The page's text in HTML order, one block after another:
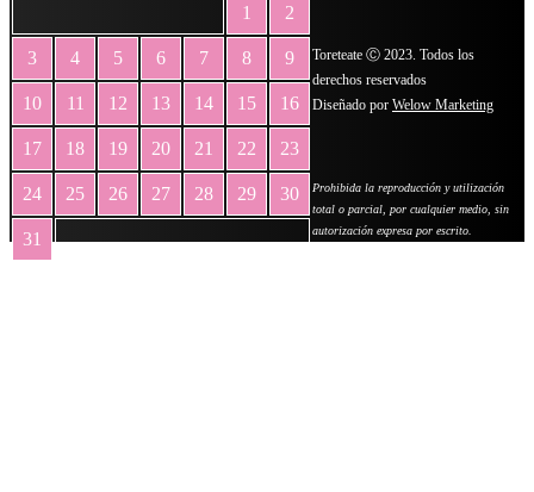
1 2
3 4 5 6 7 8 9
10 11 12 13 14 15 16
17 18 19 20 21 22 23
24 25 26 27 28 29 30
31
Toreteate Ⓒ 2023. Todos los
derechos reservados
Diseñado por Welow Marketing
Prohibida la reproducción y utilización
total o parcial, por cualquier medio, sin
autorización expresa por escrito.